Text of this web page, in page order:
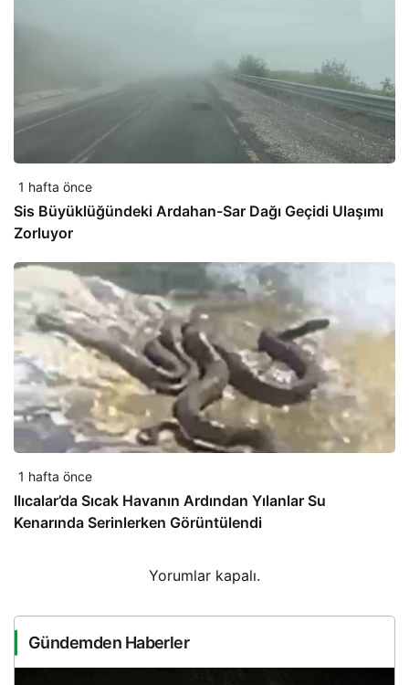
1 hafta önce
Sis Büyüklüğündeki Ardahan-Sar Dağı Geçidi Ulaşımı
Zorluyor
1 hafta önce
Ilıcalar’da Sıcak Havanın Ardından Yılanlar Su
Kenarında Serinlerken Görüntülendi
Yorumlar kapalı.
Gündemden Haberler